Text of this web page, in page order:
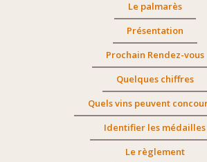
Le palmarès
Présentation
Prochain Rendez-vous
Quelques chiffres
Quels vins peuvent
Identifier les médailles
Le règlement